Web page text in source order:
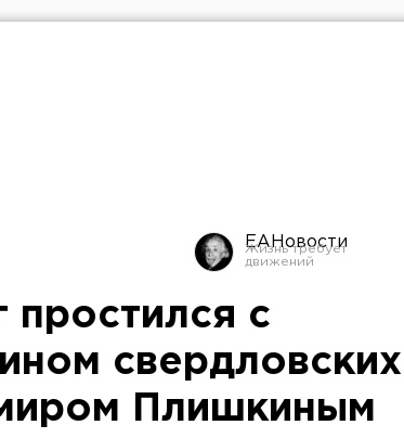
ЕАНовости
простился с
свердловских
Плишкиным